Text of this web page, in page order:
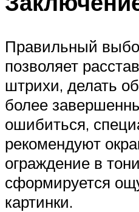
Правильный
позволяет
штрихи, делать
более
ошибиться,
рекомендуют
ограждение в
сформируется
картинки.